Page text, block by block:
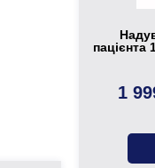
пацієнта
1